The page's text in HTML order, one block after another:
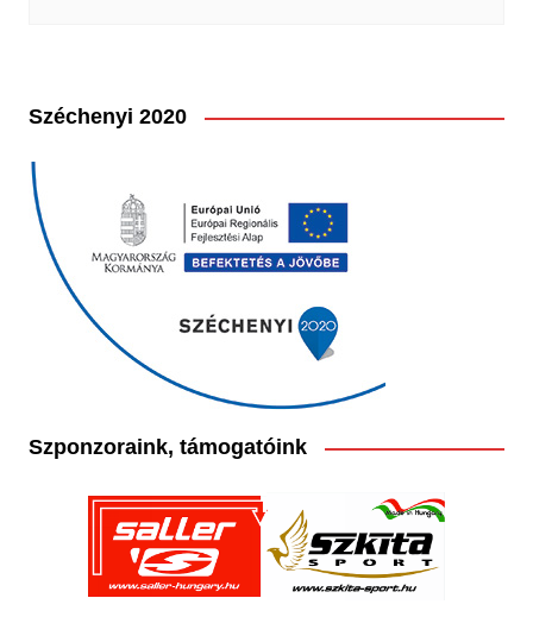
Széchenyi 2020
Szponzoraink, támogatóink